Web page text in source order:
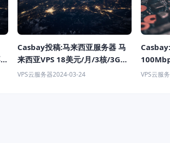
Casbay投稿:马来西亚服务器 马
来西亚VPS 18美元/月/3核/3GB
内存/60GB空间/不限流
VPS云服务器2024-03-24
$11.59
VPS云服